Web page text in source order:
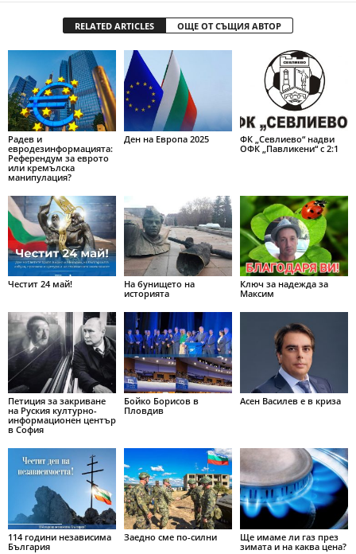
RELATED ARTICLES ОЩЕ ОТ СЪЩИЯ АВТОР
Радев и
евродезинформацията:
Референдум за еврото
или кремълска
манипулация?
Ден на Европа 2025
ФК „Севлиево“ надви
ОФК „Павликени“ с 2:1
Честит 24 май!
На бунището на
историята
Ключ за надежда за
Максим
Петиция за закриване
на Руския културно-
информационен център
в София
Бойко Борисов в
Пловдив
Асен Василев е в криза
114 години независима
България
Заедно сме по-силни
Ще имаме ли газ през
зимата и на каква цена?